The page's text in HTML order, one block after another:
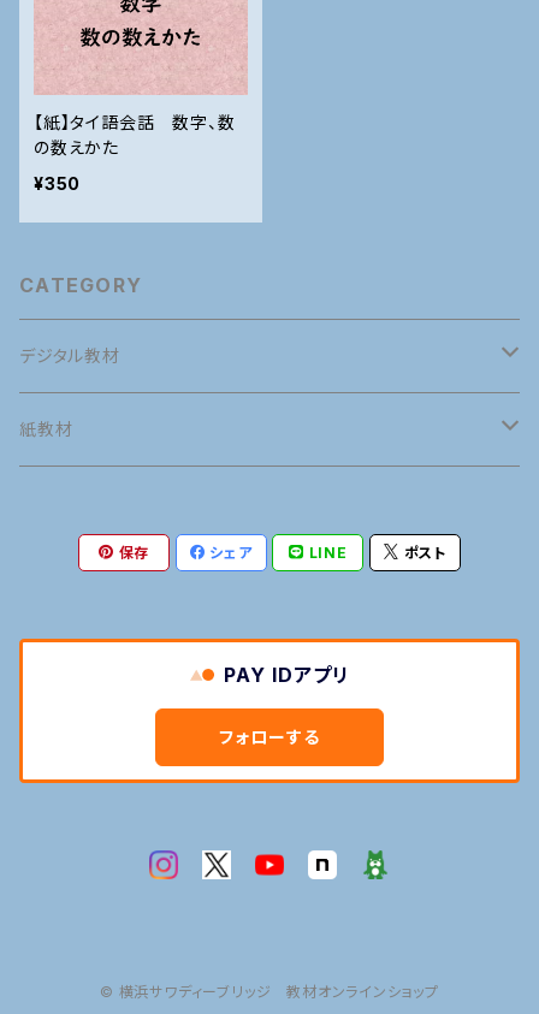
【紙】タイ語会話 数字、数
の数えかた
¥350
CATEGORY
デジタル教材
英語
接客英会話
旅行英会話
タイ語発音
旅行タイ語
タイ文字
語学の専門用語
紙教材
英語発音
接客英会話
日常英会話
タイ語発音
日常タイ語
マナー
保存 シェア LINE ポスト
PAY IDアプリ
フォローする
© 横浜サワディーブリッジ 教材オンラインショップ